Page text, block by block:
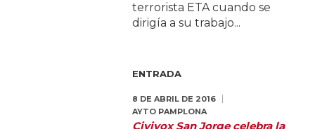
terrorista ETA cuando se
dirigía a su trabajo...
ENTRADA
8 DE ABRIL DE 2016
AYTO PAMPLONA
Civivox San Jorge celebra la